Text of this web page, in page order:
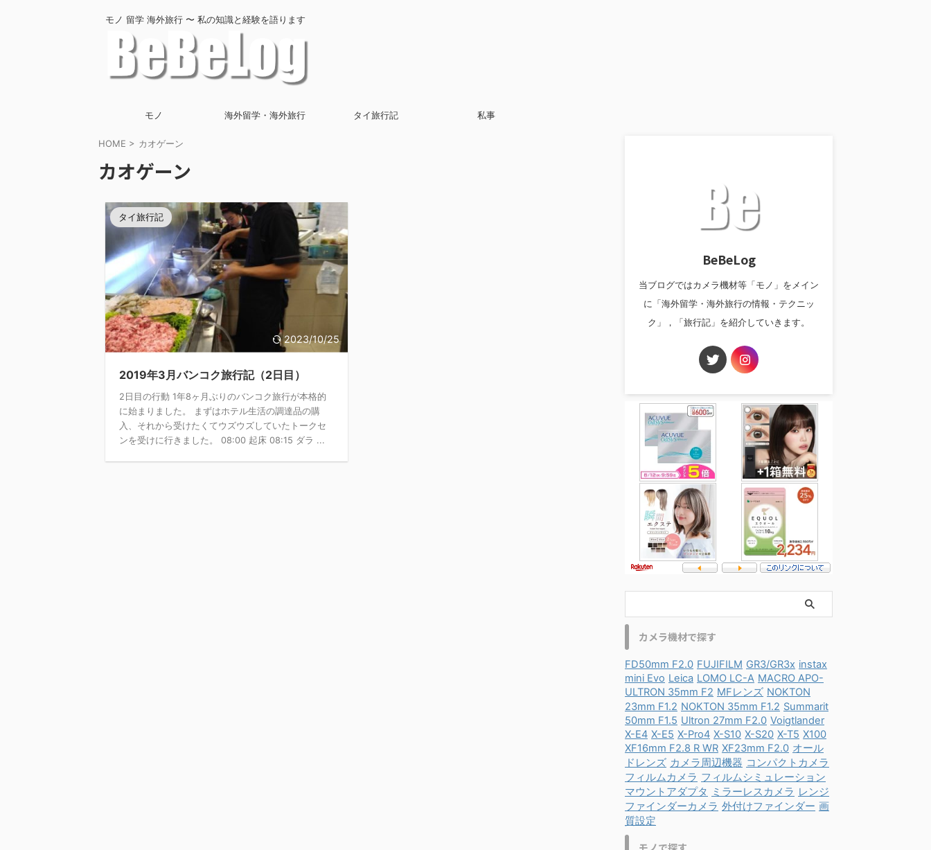
モノ 留学 海外旅行 〜 私の知識と経験を語ります
モノ 海外留学・海外旅行 タイ旅行記 私事
HOME > カオゲーン
カオゲーン
2023/10/25
タイ旅行記
2019年3月バンコク旅行記（2日目）
2日目の行動 1年8ヶ月ぶりのバンコク旅行が本格的
に始まりました。 まずはホテル生活の調達品の購
入、それから受けたくてウズウズしていたトークセ
ンを受けに行きました。 08:00 起床 08:15 ダラ ...
BeBeLog
当ブログではカメラ機材等「モノ」をメイン
に「海外留学・海外旅行の情報・テクニッ
ク」，「旅行記」を紹介していきます。
カメラ機材で探す
FD50mm F2.0 FUJIFILM GR3/GR3x instax
mini Evo Leica LOMO LC-A MACRO APO-
ULTRON 35mm F2 MFレンズ NOKTON
23mm F1.2 NOKTON 35mm F1.2 Summarit
50mm F1.5 Ultron 27mm F2.0 Voigtlander
X-E4 X-E5 X-Pro4 X-S10 X-S20 X-T5 X100
XF16mm F2.8 R WR XF23mm F2.0 オール
ドレンズ カメラ周辺機器 コンパクトカメラ
フィルムカメラ フィルムシミュレーション
マウントアダプタ ミラーレスカメラ レンジ
ファインダーカメラ 外付けファインダー 画
質設定
モノで探す